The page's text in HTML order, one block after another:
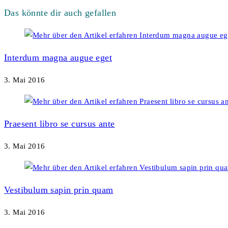
ansehen
Das könnte dir auch gefallen
Interdum magna augue eget
3. Mai 2016
Praesent libro se cursus ante
3. Mai 2016
Vestibulum sapin prin quam
3. Mai 2016